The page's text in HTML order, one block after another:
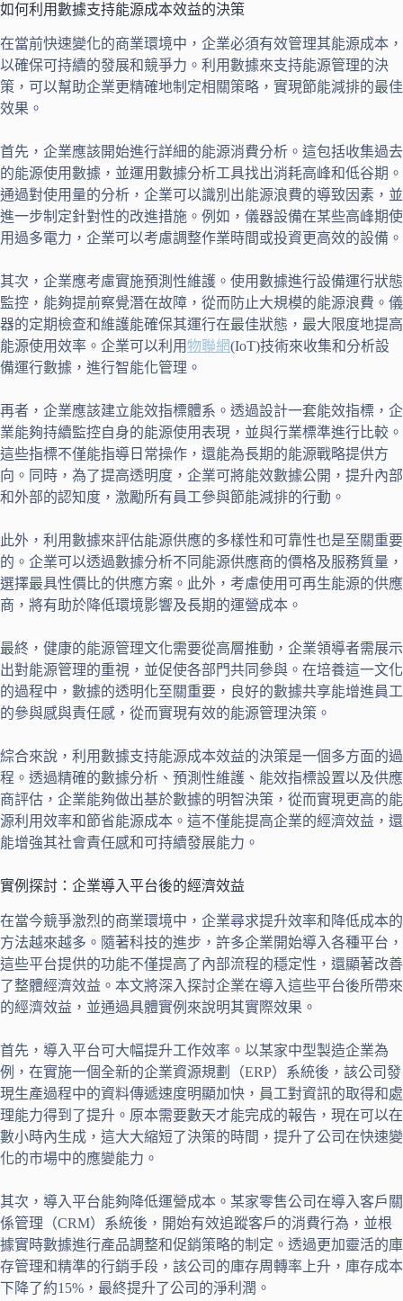
如何利用數據支持能源成本效益的決策
在當前快速變化的商業環境中，企業必須有效管理其能源成本，
以確保可持續的發展和競爭力。利用數據來支持能源管理的決
策，可以幫助企業更精確地制定相關策略，實現節能減排的最佳
效果。
首先，企業應該開始進行詳細的能源消費分析。這包括收集過去
的能源使用數據，並運用數據分析工具找出消耗高峰和低谷期。
通過對使用量的分析，企業可以識別出能源浪費的導致因素，並
進一步制定針對性的改進措施。例如，儀器設備在某些高峰期使
用過多電力，企業可以考慮調整作業時間或投資更高效的設備。
其次，企業應考慮實施預測性維護。使用數據進行設備運行狀態
監控，能夠提前察覺潛在故障，從而防止大規模的能源浪費。儀
器的定期檢查和維護能確保其運行在最佳狀態，最大限度地提高
能源使用效率。企業可以利用物聯網(IoT)技術來收集和分析設
備運行數據，進行智能化管理。
再者，企業應該建立能效指標體系。透過設計一套能效指標，企
業能夠持續監控自身的能源使用表現，並與行業標準進行比較。
這些指標不僅能指導日常操作，還能為長期的能源戰略提供方
向。同時，為了提高透明度，企業可將能效數據公開，提升內部
和外部的認知度，激勵所有員工參與節能減排的行動。
此外，利用數據來評估能源供應的多樣性和可靠性也是至關重要
的。企業可以透過數據分析不同能源供應商的價格及服務質量，
選擇最具性價比的供應方案。此外，考慮使用可再生能源的供應
商，將有助於降低環境影響及長期的運營成本。
最終，健康的能源管理文化需要從高層推動，企業領導者需展示
出對能源管理的重視，並促使各部門共同參與。在培養這一文化
的過程中，數據的透明化至關重要，良好的數據共享能增進員工
的參與感與責任感，從而實現有效的能源管理決策。
綜合來說，利用數據支持能源成本效益的決策是一個多方面的過
程。透過精確的數據分析、預測性維護、能效指標設置以及供應
商評估，企業能夠做出基於數據的明智決策，從而實現更高的能
源利用效率和節省能源成本。這不僅能提高企業的經濟效益，還
能增強其社會責任感和可持續發展能力。
實例探討：企業導入平台後的經濟效益
在當今競爭激烈的商業環境中，企業尋求提升效率和降低成本的
方法越來越多。隨著科技的進步，許多企業開始導入各種平台，
這些平台提供的功能不僅提高了內部流程的穩定性，還顯著改善
了整體經濟效益。本文將深入探討企業在導入這些平台後所帶來
的經濟效益，並通過具體實例來說明其實際效果。
首先，導入平台可大幅提升工作效率。以某家中型製造企業為
例，在實施一個全新的企業資源規劃（ERP）系統後，該公司發
現生產過程中的資料傳遞速度明顯加快，員工對資訊的取得和處
理能力得到了提升。原本需要數天才能完成的報告，現在可以在
數小時內生成，這大大縮短了決策的時間，提升了公司在快速變
化的市場中的應變能力。
其次，導入平台能夠降低運營成本。某家零售公司在導入客戶關
係管理（CRM）系統後，開始有效追蹤客戶的消費行為，並根
據實時數據進行產品調整和促銷策略的制定。透過更加靈活的庫
存管理和精準的行銷手段，該公司的庫存周轉率上升，庫存成本
下降了約15%，最終提升了公司的淨利潤。